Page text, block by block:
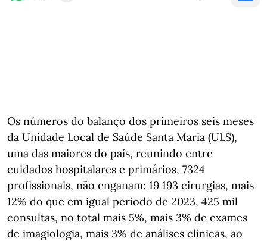
Os números do balanço dos primeiros seis meses
da Unidade Local de Saúde Santa Maria (ULS),
uma das maiores do país, reunindo entre
cuidados hospitalares e primários, 7324
profissionais, não enganam: 19 193 cirurgias, mais
12% do que em igual período de 2023, 425 mil
consultas, no total mais 5%, mais 3% de exames
de imagiologia, mais 3% de análises clínicas, ao